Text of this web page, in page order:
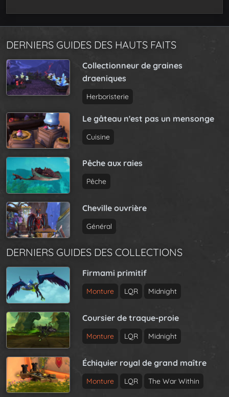
DERNIERS GUIDES DES HAUTS FAITS
Collectionneur de graines
draeniques
Herboristerie
Le gâteau n'est pas un mensonge
Cuisine
Pêche aux raies
Pêche
Cheville ouvrière
Général
DERNIERS GUIDES DES COLLECTIONS
Firmami primitif
Monture LQR Midnight
Coursier de traque-proie
Monture LQR Midnight
Échiquier royal de grand maître
Monture LQR The War Within